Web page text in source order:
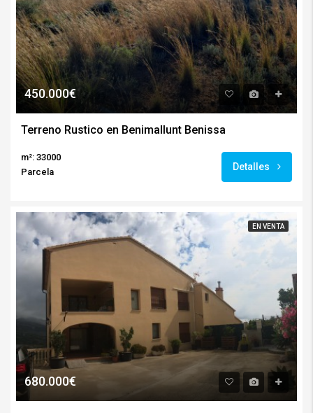
450.000€
Terreno Rustico en Benimallunt Benissa
m²: 33000
Parcela
Detalles
EN VENTA
680.000€